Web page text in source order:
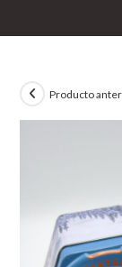
Producto